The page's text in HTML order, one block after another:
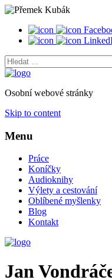
Vyhledat:
Osobní webové stránky
Skip to content
Menu
Práce
Koníčky
Audioknihy
Výlety a cestování
Oblíbené myšlenky
Blog
Kontakt
Jan